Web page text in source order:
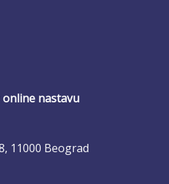
online nastavu
11000 Beograd